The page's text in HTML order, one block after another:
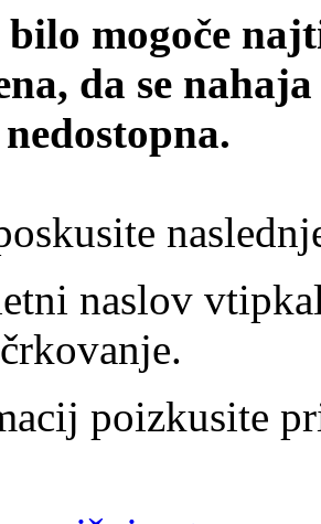
mogoče
da se
naslov
poizkusite